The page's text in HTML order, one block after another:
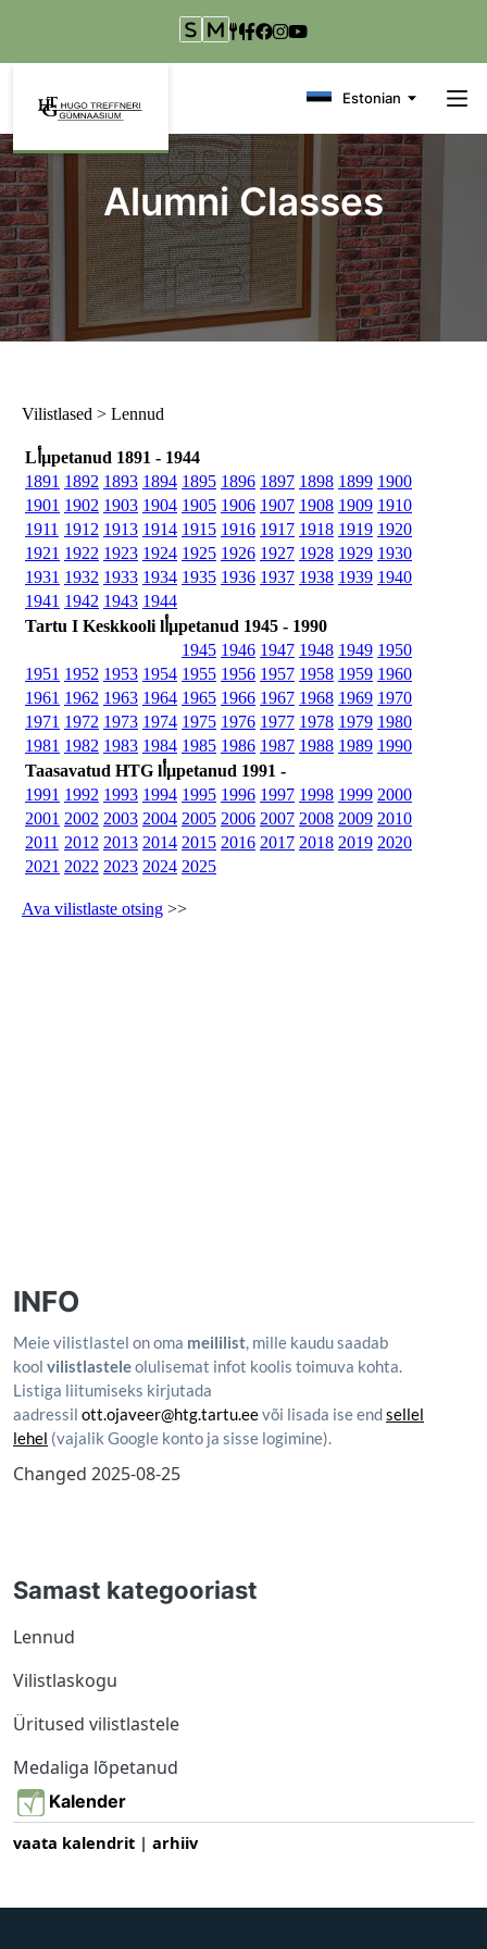
Estonian
Alumni Classes
INFO
Meie vilistlastel on oma meililist, mille kaudu saadab
kool vilistlasteleolulisemat infot koolis toimuva kohta.
Listiga liitumiseks kirjutada
aadressil ott.ojaveer@htg.tartu.eevõi lisada ise endsellel
lehel (vajalik Google konto ja sisse logimine).
Changed 2025-08-25
Samast kategooriast
Lennud
Vilistlaskogu
Üritused vilistlastele
Medaliga lõpetanud
Kalender
vaata kalendrit | arhiiv